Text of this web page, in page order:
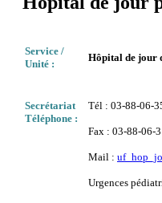
Service /
Unité :
Hôpital de jour
Secrétariat
Téléphone :
Tél : 03-88-06-
Fax : 03-88-06-
Mail :
Urgences